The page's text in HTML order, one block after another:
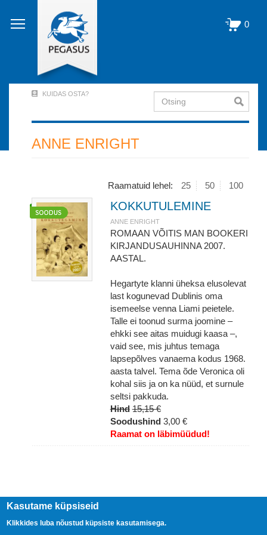
edasi
põhisisu
0
Account
Menu
KUIDAS OSTA? Otsing
ANNE ENRIGHT
Raamatuid lehel: 25 50 100
KOKKUTULEMINE
ANNE ENRIGHT
ROMAAN VÕITIS MAN BOOKERI
KIRJANDUSAUHINNA 2007.
AASTAL.
Hegartyte klanni üheksa elusolevat
last kogunevad Dublinis oma
isemeelse venna Liami peietele.
Talle ei toonud surma joomine –
ehkki see aitas muidugi kaasa –,
vaid see, mis juhtus temaga
lapsepõlves vanaema kodus 1968.
aasta talvel. Tema õde Veronica oli
kohal siis ja on ka nüüd, et surnule
seltsi pakkuda.
Hind 15,15 €
Soodushind 3,00 €
Raamat on läbimüüdud!
Kasutame küpsiseid
Klikkides luba nõustud küpsiste kasutamisega.